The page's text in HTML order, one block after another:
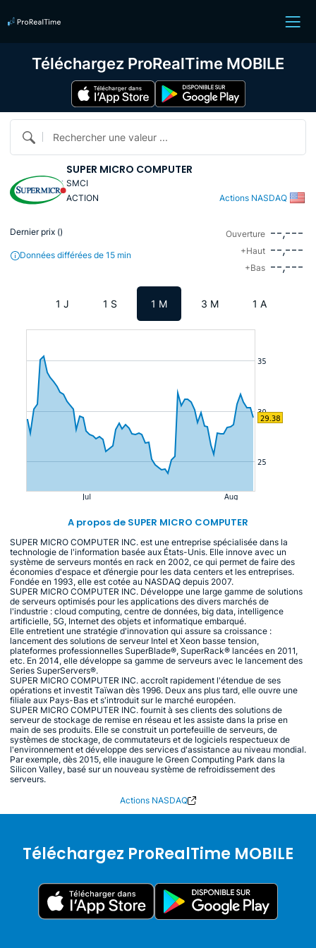
Rechercher une valeur ...
SUPER MICRO COMPUTER
SMCI
ACTION
Actions NASDAQ
Dernier prix ()
Données différées de 15 min
Ouverture --,---
+Haut --,---
+Bas --,---
1 J 1 S 1 M 3 M 1 A
A propos de SUPER MICRO COMPUTER
SUPER MICRO COMPUTER INC. est une entreprise spécialisée dans la
technologie de l'information basée aux États-Unis. Elle innove avec un
système de serveurs montés en rack en 2002, ce qui permet de faire des
économies d'espace et d’énergie pour les data centers et les entreprises.
Fondée en 1993, elle est cotée au NASDAQ depuis 2007.
SUPER MICRO COMPUTER INC. Développe une large gamme de solutions
de serveurs optimisés pour les applications des divers marchés de
l'industrie : cloud computing, centre de données, big data, intelligence
artificielle, 5G, Internet des objets et informatique embarqué.
Elle entretient une stratégie d'innovation qui assure sa croissance :
lancement des solutions de serveur Intel et Xeon basse tension,
plateformes professionnelles SuperBlade®, SuperRack® lancées en 2011,
etc. En 2014, elle développe sa gamme de serveurs avec le lancement des
Series SuperServers®.
SUPER MICRO COMPUTER INC. accroît rapidement l'étendue de ses
opérations et investit Taïwan dès 1996. Deux ans plus tard, elle ouvre une
filiale aux Pays-Bas et s'introduit sur le marché européen.
SUPER MICRO COMPUTER INC. fournit à ses clients des solutions de
serveur de stockage de remise en réseau et les assiste dans la prise en
main de ses produits. Elle se construit un portefeuille de serveurs, de
systèmes de stockage, de commutateurs et de logiciels respectueux de
l'environnement et développe des services d'assistance au niveau mondial.
Par exemple, dès 2015, elle inaugure le Green Computing Park dans la
Silicon Valley, basé sur un nouveau système de refroidissement des
serveurs.
Actions NASDAQ
Téléchargez ProRealTime MOBILE
Téléchargez ProRealTime MOBILE